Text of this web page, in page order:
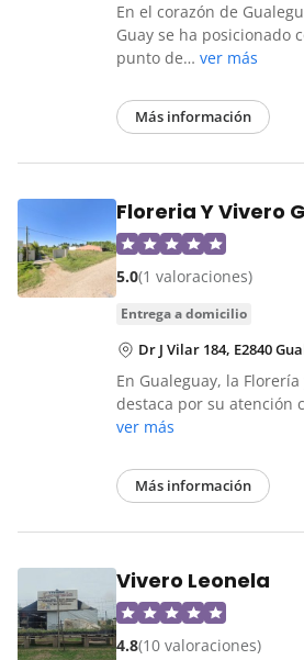
En el corazón de
Guay se ha posicionado
punto de… ver más
Más información
Floreria Y Vivero
5.0(1 valoraciones)
entrega a domicilio
Dr J Vilar 184, E2840
En Gualeguay, la
destaca por su atención
ver más
Más información
Vivero Leonela
4.8(10 valoraciones)